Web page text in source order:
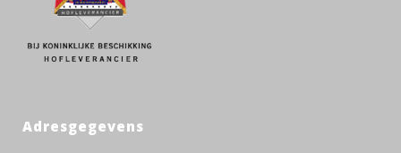
Adresgegevens